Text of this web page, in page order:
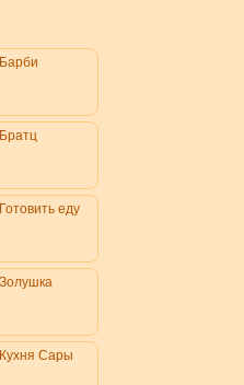
Барби
Братц
Готовить еду
Золушка
Кухня Сары